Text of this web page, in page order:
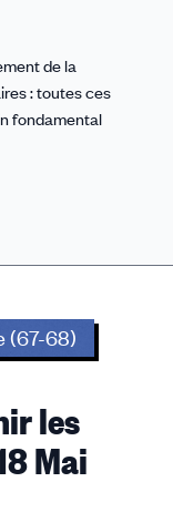
de la
: toutes ces
fondamental
(67-68)
les
Mai